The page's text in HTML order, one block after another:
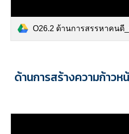
O26.2 ด้านการสรรหาคนดี
ด้านการสร้างความก้าวห